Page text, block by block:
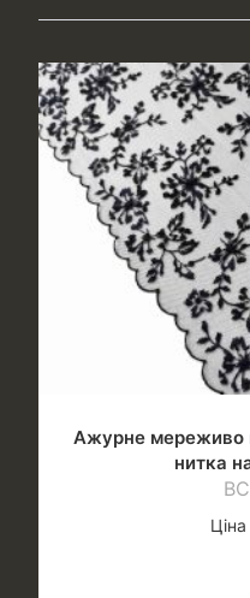
Ажурне мереживо
нитка